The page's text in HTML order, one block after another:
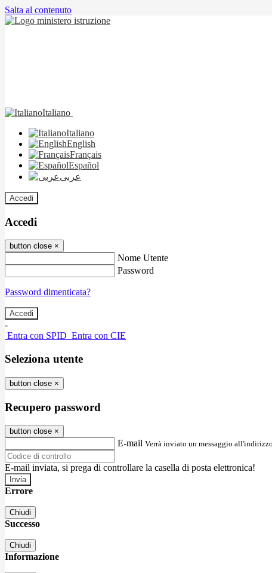
Salta al contenuto
Italiano
Italiano
English
Français
Español
عربى
Accedi
Accedi
button close ×
Nome Utente
Password
Password dimenticata?
-
Entra con SPID Entra con CIE
Seleziona utente
button close ×
Recupero password
button close ×
E-mail Verrà inviato un messaggio
E-mail inviata, si prega di controllare la casella di posta elettronica!
Errore
Chiudi
Successo
Chiudi
Informazione